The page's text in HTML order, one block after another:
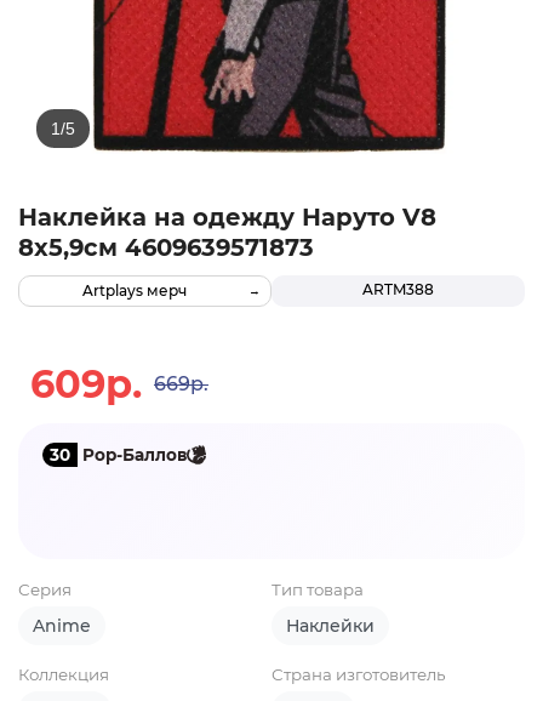
Наклейка на одежду Наруто V8
8х5,9см 4609639571873
ARTM388
Artplays мерч
609р. 669р.
30 Pop-Баллов
Серия
Anime
Тип товара
Наклейки
Коллекция Страна изготовитель